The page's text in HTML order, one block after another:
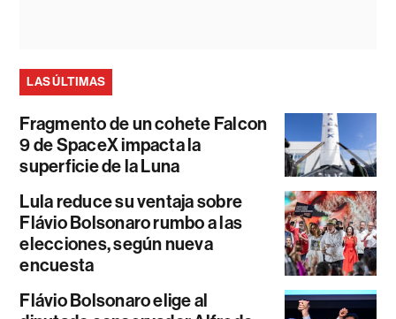
LAS ÚLTIMAS
Fragmento de un cohete Falcon
9 de SpaceX impacta la
superficie de la Luna
Lula reduce su ventaja sobre
Flávio Bolsonaro rumbo a las
elecciones, según nueva
encuesta
Flávio Bolsonaro elige al